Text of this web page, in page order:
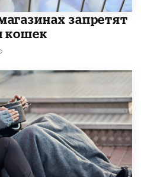
запретят
кошек